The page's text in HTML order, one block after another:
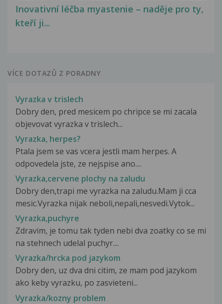
Inovativní léčba myastenie – naděje pro ty,
kteří ji...
VÍCE DOTAZŮ Z PORADNY
Vyrazka v trislech
Dobry den, pred mesicem po chripce se mi zacala
objevovat vyrazka v trislech...
Vyrazka, herpes?
Ptala jsem se vas vcera jestli mam herpes. A
odpovedela jste, ze nejspise ano....
Vyrazka,cervene plochy na zaludu
Dobry den,trapi me vyrazka na zaludu.Mam ji cca
mesic.Vyrazka nijak neboli,nepali,nesvedi.Vytok...
Vyrazka,puchyre
Zdravim, je tomu tak tyden nebi dva zoatky co se mi
na stehnech udelal puchyr....
Vyrazka/hrcka pod jazykom
Dobry den, uz dva dni citim, ze mam pod jazykom
ako keby vyrazku, po zasvieteni...
Vyrazka/kozny problem